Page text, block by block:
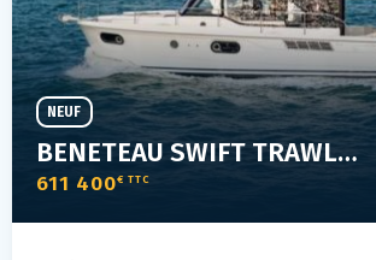
BENETEAU SWIFT TRAWLER 41 SEDAN
611 400€ TTC
NEUF